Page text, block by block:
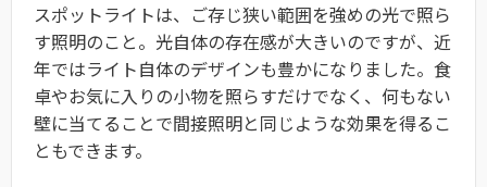
スポットライトは、ご存じ狭い範囲を強めの光で照ら
す照明のこと。光自体の存在感が大きいのですが、近
年ではライト自体のデザインも豊かになりました。食
卓やお気に入りの小物を照らすだけでなく、何もない
壁に当てることで間接照明と同じような効果を得るこ
ともできます。